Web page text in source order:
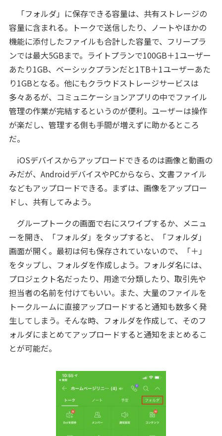
「フォルダ」に保存できる容量は、共有ストレージの
容量に含まれる。トークで送信したり、ノートやほかの
機能に添付したファイルも合計した容量で、フリープラ
ンでは最大5GBまで。ライトプランで100GB＋1ユーザー
あたり1GB、ベーシックプランだと1TB＋1ユーザーあた
り1GBとなる。他にもクラウドストレージサービスは
多々あるが、コミュニケーションアプリの中でファイル
管理の作業が完結するというのが便利。ユーザーは操作
が楽だし、管理する側も手間が増えずに助かるところ
だ。
iOSデバイスからアップロードできるのは画像と動画の
みだが、AndroidデバイスやPCからなら、文書ファイル
などもアップロードできる。まずは、画像をアップロー
ドし、共有してみよう。
グループトークの画面で右にスワイプするか、メニュ
ーを開き、「フォルダ」をタップすると、「フォルダ」
画面が開く。最初は何も保存されていないので、「＋」
をタップし、フォルダを作成しよう。フォルダ名には、
プロジェクト名だったり、用途で分類したり、取引先や
担当者の名前を付けてもいい。また、大量のファイルを
トークルームに直接アップロードすると通知も数多く発
生してしまう。そんな時、フォルダを作成して、そのフ
ォルダにまとめてアップロードすると通知をまとめるこ
とが可能だ。